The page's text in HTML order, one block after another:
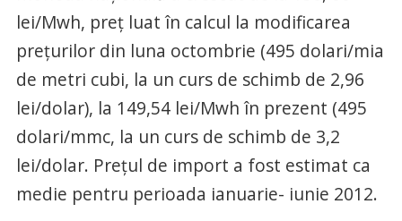
lei/Mwh, preţ luat în calcul la modificarea
preţurilor din luna octombrie (495 dolari/mia
de metri cubi, la un curs de schimb de 2,96
lei/dolar), la 149,54 lei/Mwh în prezent (495
dolari/mmc, la un curs de schimb de 3,2
lei/dolar. Preţul de import a fost estimat ca
medie pentru perioada ianuarie- iunie 2012.